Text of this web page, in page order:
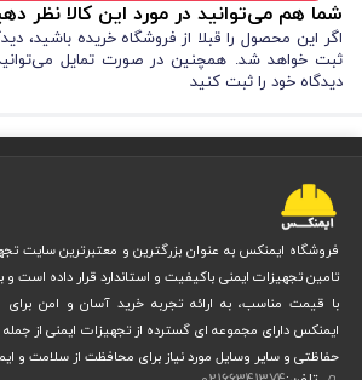
شما هم می‌توانید در مورد این کالا نظر
اگر این محصول را قبلا از فروشگاه خریده باشید،
ثبت خواهد شد. همچنین در صورت تمایل
دیدگاه خود را ثبت کنید
فروشگاه ایمنکس به عنوان بزرگترین و معتبرترین سایت
تامین تجهیزات ایمنی باکیفیت و استاندارد قرار داده است
با قیمت مناسب، به ارائه تجربه خرید آسان و امن
ایمنکس دارای مجموعه ای گسترده از تجهیزات ایمنی از
حفاظتی و سایر وسایل مورد نیاز برای محافظت از سلامت و